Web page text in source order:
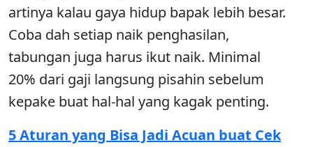
artinya kalau gaya hidup bapak lebih besar.
Coba dah setiap naik penghasilan,
tabungan juga harus ikut naik. Minimal
20% dari gaji langsung pisahin sebelum
kepake buat hal-hal yang kagak penting.
5 Aturan yang Bisa Jadi Acuan buat Cek